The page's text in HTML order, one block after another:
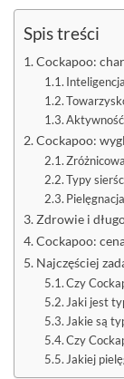
Spis treści
Cockapoo:
Cockapoo:
Typy
Zdrowie i
Cockapoo:
Najczęściej
Czy
Jaki jest
Jakie są
Czy
Jakiej